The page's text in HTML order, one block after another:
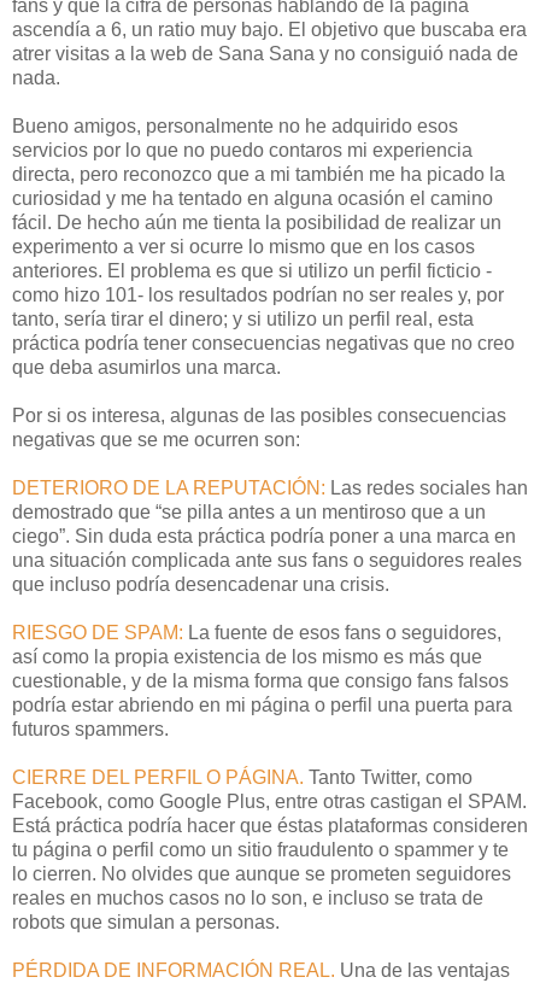
fans y que la cifra de personas hablando de la página
ascendía a 6, un ratio muy bajo. El objetivo que buscaba era
atrer visitas a la web de Sana Sana y no consiguió nada de
nada.
Bueno amigos, personalmente no he adquirido esos
servicios por lo que no puedo contaros mi experiencia
directa, pero reconozco que a mi también me ha picado la
curiosidad y me ha tentado en alguna ocasión el camino
fácil. De hecho aún me tienta la posibilidad de realizar un
experimento a ver si ocurre lo mismo que en los casos
anteriores. El problema es que si utilizo un perfil ficticio -
como hizo 101- los resultados podrían no ser reales y, por
tanto, sería tirar el dinero; y si utilizo un perfil real, esta
práctica podría tener consecuencias negativas que no creo
que deba asumirlos una marca.
Por si os interesa, algunas de las posibles consecuencias
negativas que se me ocurren son:
DETERIORO DE LA REPUTACIÓN: Las redes sociales han
demostrado que “se pilla antes a un mentiroso que a un
ciego”. Sin duda esta práctica podría poner a una marca en
una situación complicada ante sus fans o seguidores reales
que incluso podría desencadenar una crisis.
RIESGO DE SPAM: La fuente de esos fans o seguidores,
así como la propia existencia de los mismo es más que
cuestionable, y de la misma forma que consigo fans falsos
podría estar abriendo en mi página o perfil una puerta para
futuros spammers.
CIERRE DEL PERFIL O PÁGINA. Tanto Twitter, como
Facebook, como Google Plus, entre otras castigan el SPAM.
Está práctica podría hacer que éstas plataformas consideren
tu página o perfil como un sitio fraudulento o spammer y te
lo cierren. No olvides que aunque se prometen seguidores
reales en muchos casos no lo son, e incluso se trata de
robots que simulan a personas.
PÉRDIDA DE INFORMACIÓN REAL. Una de las ventajas